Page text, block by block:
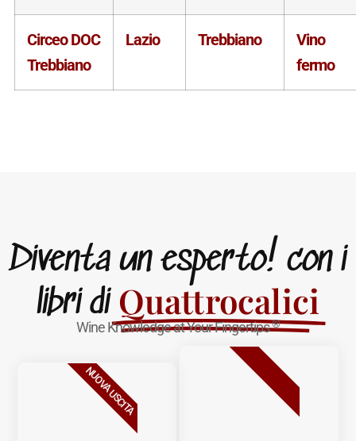
Circeo DOC
Trebbiano
Lazio Trebbiano
Vino
fermo
Diventa un esperto! con i
libri di Quattrocalici
Wine Knowledge at Your Fingertips®
NUOVA USCITA BESTSELLER